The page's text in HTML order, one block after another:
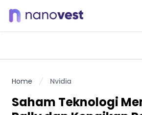
Home Nvidia
Saham Teknologi